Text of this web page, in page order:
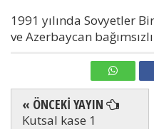
1991 yılında Sovyetler
ve Azerbaycan
« ÖNCEKİ YAYIN
Kutsal kase 1